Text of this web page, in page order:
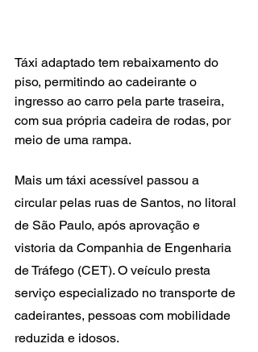
Táxi adaptado tem rebaixamento do
piso, permitindo ao cadeirante o
ingresso ao carro pela parte traseira,
com sua própria cadeira de rodas, por
meio de uma rampa.
Mais um táxi acessível passou a
circular pelas ruas de Santos, no litoral
de São Paulo, após aprovação e
vistoria da Companhia de Engenharia
de Tráfego (CET). O veículo presta
serviço especializado no transporte de
cadeirantes, pessoas com mobilidade
reduzida e idosos.